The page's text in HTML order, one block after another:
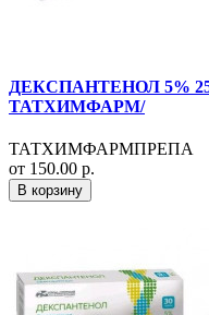
ДЕКСПАНТЕНОЛ 5%
ТАТХИМФАРМ/
ТАТХИМФАРМПРЕПА
от 150.00 р.
В корзину